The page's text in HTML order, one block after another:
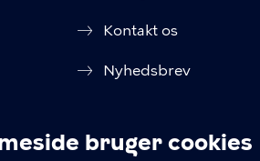
bruger cookies
Kontakt os
Nyhedsbrev
Oplysningspligt